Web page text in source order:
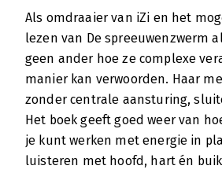
Als omdraaier van iZi en het
lezen van De spreeuwenzwerm
geen ander hoe ze complexe
manier kan verwoorden. Haar
zonder centrale aansturing,
Het boek geeft goed weer van
je kunt werken met energie in
luisteren met hoofd, hart én